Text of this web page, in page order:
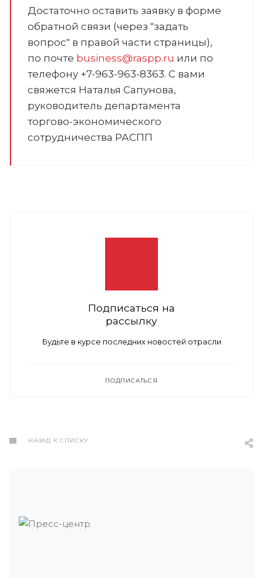
Достаточно оставить заявку в форме
обратной связи (через "задать
вопрос" в правой части страницы),
по почте business@raspp.ru или по
телефону +7-963-963-8363. С вами
свяжется Наталья Сапунова,
руководитель департамента
торгово-экономического
сотрудничества РАСПП
Подписаться на
рассылку
Будьте в курсе последних новостей отрасли
ПОДПИСАТЬСЯ
НАЗАД К СПИСКУ